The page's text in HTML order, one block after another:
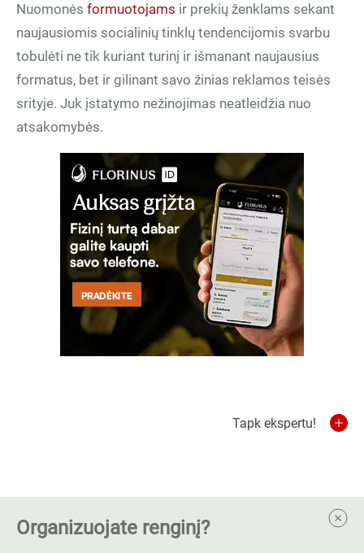
Nuomonės formuotojams ir prekių ženklams sekant
naujausiomis socialinių tinklų tendencijomis svarbu
tobulėti ne tik kuriant turinį ir išmanant naujausius
formatus, bet ir gilinant savo žinias reklamos teisės
srityje. Juk įstatymo nežinojimas neatleidžia nuo
atsakomybės.
Tapk ekspertu!
Organizuojate renginį?